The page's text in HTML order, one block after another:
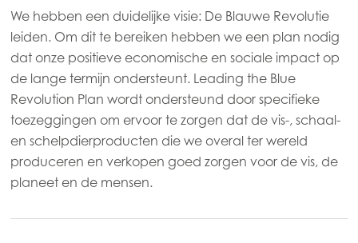
Mowi Global
We hebben een duidelijke visie: De Blauwe Revolutie
leiden. Om dit te bereiken hebben we een plan nodig
dat onze positieve economische en sociale impact op
de lange termijn ondersteunt. Leading the Blue
Revolution Plan wordt ondersteund door specifieke
toezeggingen om ervoor te zorgen dat de vis-, schaal-
en schelpdierproducten die we overal ter wereld
produceren en verkopen goed zorgen voor de vis, de
planeet en de mensen.